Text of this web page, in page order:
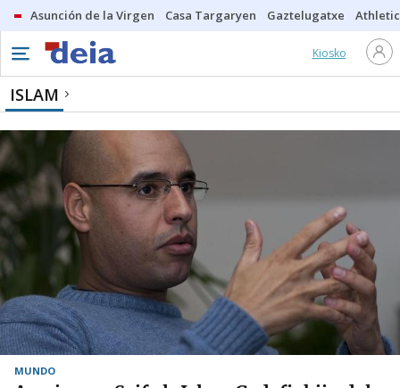
Asunción de la Virgen Casa Targaryen Gaztelugatxe Athletic
Kiosko
ISLAM
MUNDO